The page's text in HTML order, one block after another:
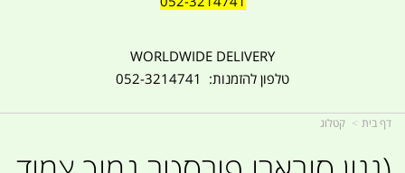
WORLDWIDE DELIVERY
טלפון להזמנות: 052-3214741
דף בית קטלוג